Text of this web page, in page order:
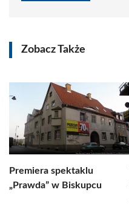
Zobacz Także
Premiera spektaklu
„Prawda” w Biskupcu